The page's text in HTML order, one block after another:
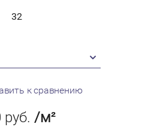
32
к сравнению
руб. /м²